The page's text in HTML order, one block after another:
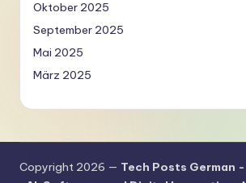
Oktober 2025
September 2025
Mai 2025
März 2025
Copyright 2026 — Tech Posts German